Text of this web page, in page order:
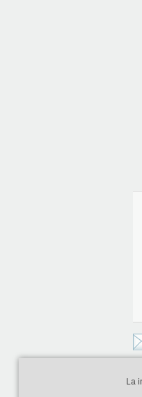
La